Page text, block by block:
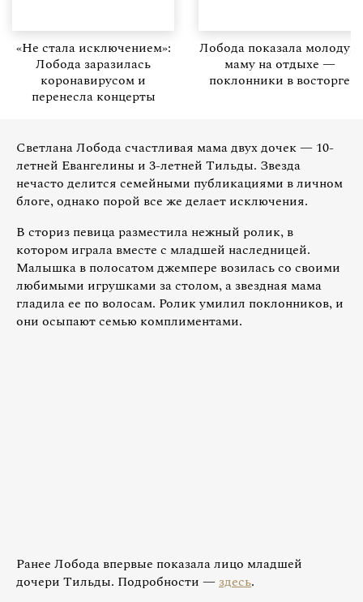
«Не стала исключением»:
Лобода заразилась
коронавирусом и
перенесла концерты
Лобода показала молодую
маму на отдыхе —
поклонники в восторге
Светлана Лобода счастливая мама двух дочек — 10-
летней Евангелины и 3-летней Тильды. Звезда
нечасто делится семейными публикациями в личном
блоге, однако порой все же делает исключения.
В сториз певица разместила нежный ролик, в
котором играла вместе с младшей наследницей.
Малышка в полосатом джемпере возилась со своими
любимыми игрушками за столом, а звездная мама
гладила ее по волосам. Ролик умилил поклонников, и
они осыпают семью комплиментами.
Ранее Лобода впервые показала лицо младшей
дочери Тильды. Подробности —здесь.